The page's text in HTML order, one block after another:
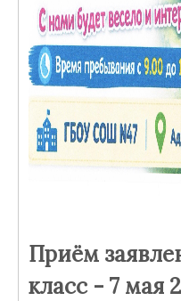
Приём
класс - 7 мая